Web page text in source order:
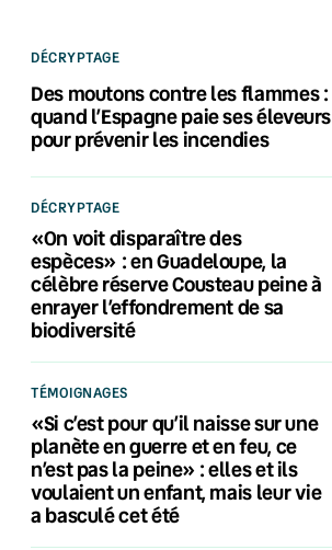
DÉCRYPTAGE
Des moutons contre les flammes :
quand l’Espagne paie ses éleveurs
pour prévenir les incendies
DÉCRYPTAGE
«On voit disparaître des
espèces» : en Guadeloupe, la
célèbre réserve Cousteau peine à
enrayer l’effondrement de sa
biodiversité
TÉMOIGNAGES
«Si c’est pour qu’il naisse sur une
planète en guerre et en feu, ce
n’est pas la peine» : elles et ils
voulaient un enfant, mais leur vie
a basculé cet été